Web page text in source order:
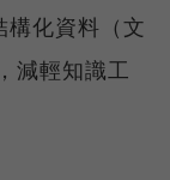
化資料（文
減輕知識工